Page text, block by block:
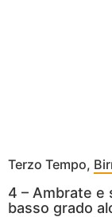
Terzo Tempo,
4 – Ambrate e
basso grado